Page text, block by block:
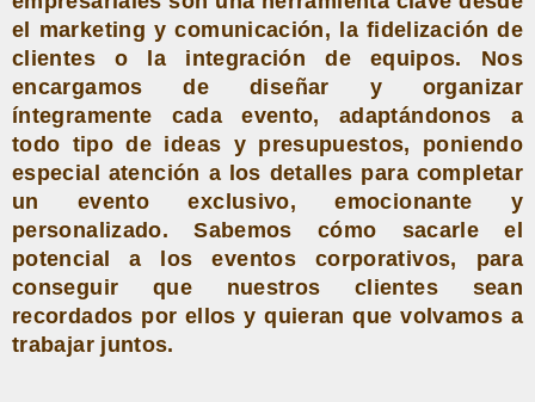
el marketing y comunicación, la fidelización de
clientes o la integración de equipos. Nos
encargamos de diseñar y organizar
íntegramente cada evento, adaptándonos a
todo tipo de ideas y presupuestos, poniendo
especial atención a los detalles para completar
un evento exclusivo, emocionante y
personalizado. Sabemos cómo sacarle el
potencial a los eventos corporativos, para
conseguir que nuestros clientes sean
recordados por ellos y quieran que volvamos a
trabajar juntos.